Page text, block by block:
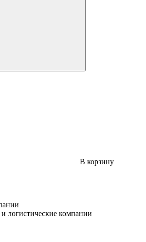
В корзину
логистические компании